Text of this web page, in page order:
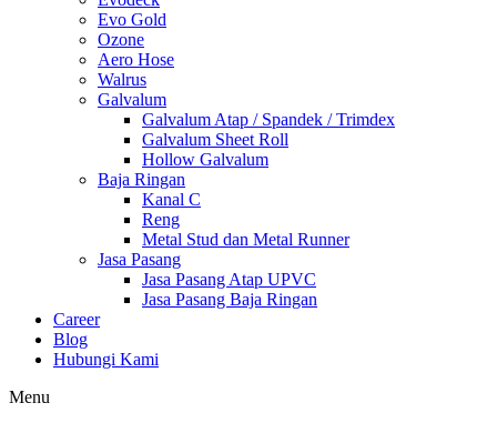
Evo Gold
Ozone
Aero Hose
Walrus
Galvalum
Galvalum Atap / Spandek / Trimdex
Galvalum Sheet Roll
Hollow Galvalum
Baja Ringan
Kanal C
Reng
Metal Stud dan Metal Runner
Jasa Pasang
Jasa Pasang Atap UPVC
Jasa Pasang Baja Ringan
Career
Blog
Hubungi Kami
Menu